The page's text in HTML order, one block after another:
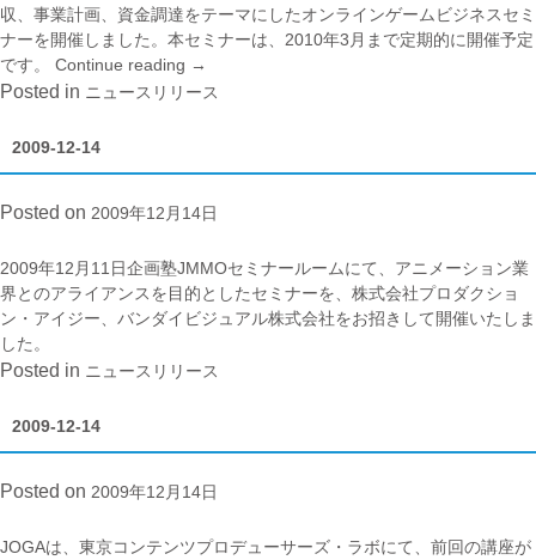
収、事業計画、資金調達をテーマにしたオンラインゲームビジネスセミ
ナーを開催しました。本セミナーは、2010年3月まで定期的に開催予定
です。 Continue reading “2009-
12-
→
Posted in ニュースリリース
2009-12-14
Posted on 2009年12月14日
2009年12月11日企画塾JMMOセミナールームにて、アニメーション業
界とのアライアンスを目的としたセミナーを、 株式会社プロダクショ
ン・アイジー
バンダイビジュアル株式会社をお招きして開催いたしま
した。
Posted in ニュースリリース
2009-12-14
Posted on 2009年12月14日
JOGAは、東京コンテンツプロデューサーズ・ラボにて、前回の講座が